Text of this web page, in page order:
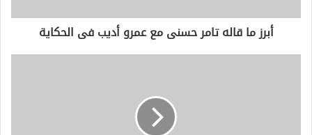
ر
ي
أبرز ما قاله تامر حسنى مع عمرو أديب فى الحكاية